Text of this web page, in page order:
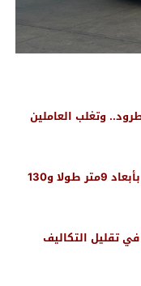
الشحنة بلغ 22 طنا موزعة على 7 طرود.. وتغلب العاملين
>> بلغ وزن الطرد الواحد 2900 كيلوجرام بأبعاد 9متر طولا و130
تقليل التكاليف